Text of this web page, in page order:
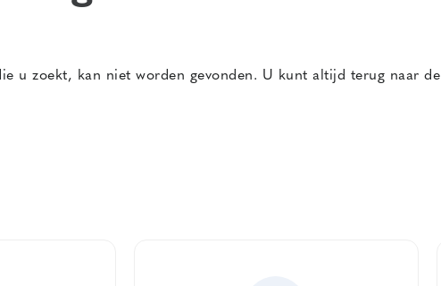
u zoekt, kan niet worden gevonden. U kunt altijd terug naar de